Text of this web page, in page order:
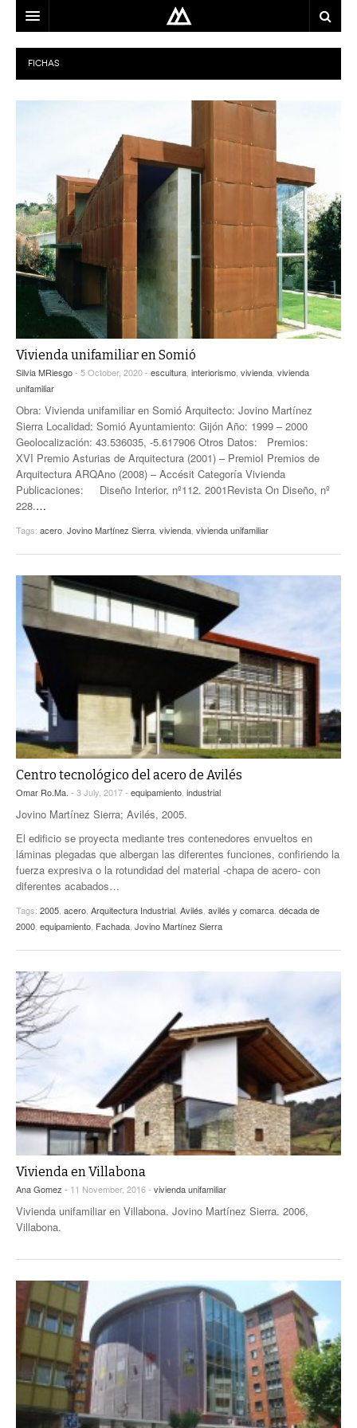
ARQUITECTO
LOCALIZACIÓN
EQUIPO
BLOG
CONTACTO
FICHAS
Vivienda unifamiliar en Somió
Silvia MRiesgo- 5 October, 2020 - escultura interiorismo vivienda vivienda
unifamiliar
Obra: Vivienda unifamiliar en Somió Arquitecto: Jovino Martínez
Sierra Localidad: Somió Ayuntamiento: Gijón Año: 1999 – 2000
Geolocalización: 43.536035, -5.617906 Otros Datos: Premios:
XVI Premio Asturias de Arquitectura (2001) – PremioI Premios de
Arquitectura ARQAno (2008) – Accésit Categoría Vivienda
Publicaciones: Diseño Interior, nº112. 2001Revista On Diseño, nº
228.…
Tags: acero Jovino Martínez Sierra vivienda vivienda unifamiliar
Centro tecnológico del acero de Avilés
Omar Ro.Ma. - 3 July, 2017 - equipamiento industrial
Jovino Martínez Sierra; Avilés, 2005.
El edificio se proyecta mediante tres contenedores envueltos en
láminas plegadas que albergan las diferentes funciones, confiriendo la
fuerza expresiva o la rotundidad del material -chapa de acero- con
diferentes acabados…
Tags: 2005 acero Arquitectura Industrial Avilés avilés y comarca década de
2000 equipamiento Fachada Jovino Martínez Sierra
Vivienda en Villabona
Ana Gomez - 11 November, 2016 - vivienda unifamiliar
Vivienda unifamiliar en Villabona. Jovino Martínez Sierra. 2006,
Villabona.